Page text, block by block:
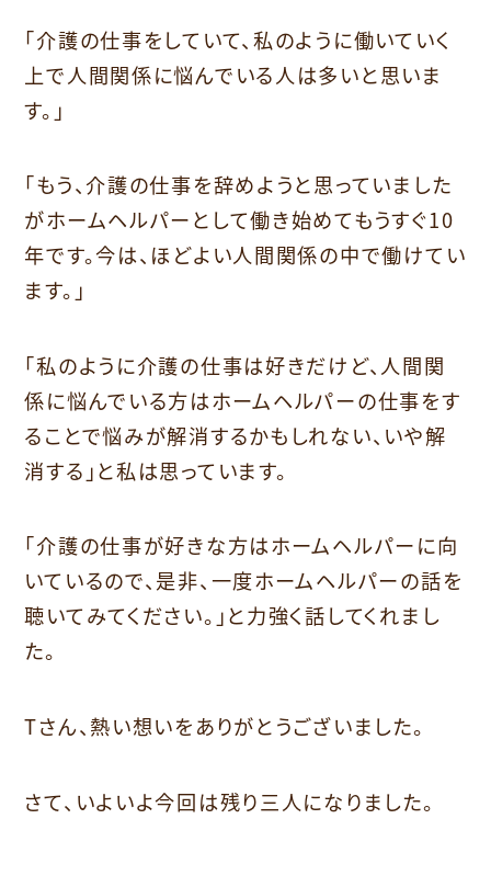
「介護の仕事をしていて、私のように働いていく
上で人間関係に悩んでいる人は多いと思いま
す。」
「もう、介護の仕事を辞めようと思っていました
がホームヘルパーとして働き始めてもうすぐ10
年です。今は、ほどよい人間関係の中で働けてい
ます。」
「私のように介護の仕事は好きだけど、人間関
係に悩んでいる方はホームヘルパーの仕事をす
ることで悩みが解消するかもしれない、いや解
消する」と私は思っています。
「介護の仕事が好きな方はホームヘルパーに向
いているので、是非、一度ホームヘルパーの話を
聴いてみてください。」と力強く話してくれまし
た。
Tさん、熱い想いをありがとうございました。
さて、いよいよ今回は残り三人になりました。